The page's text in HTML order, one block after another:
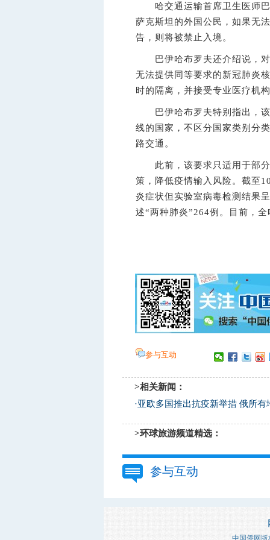
哈交通运输首席卫生医师巴
萨克斯坦的外国公民，如果无
告，则将被禁止入境。
巴伊哈布罗夫还介绍说，对
无法提供同等要求的新冠肺炎
时的隔离，并接受专业医疗机
巴伊哈布罗夫特别指出，该
线的国家，不区分国家类别分
路交通。
此前，该要求只适用于部分
策，降低疫情输入风险。截至
炎症状但实验室病毒检测结果
述“两种肺炎”264例。目前，
参与互动
>相关新闻：
·亚欧多国推出抗疫新举措 俄所
>环球旅游频道精选：
参与互动
中国侨网